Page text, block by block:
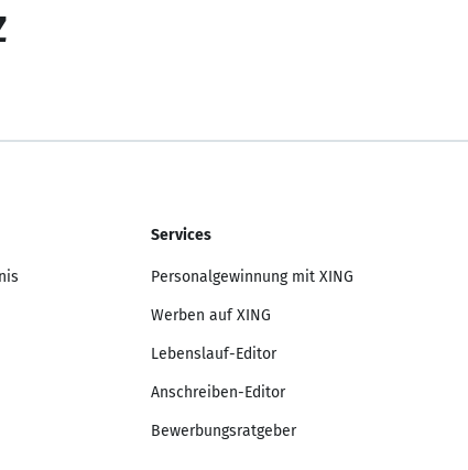
Services
Personalgewinnung mit XING
Werben auf XING
Lebenslauf-Editor
Anschreiben-Editor
Bewerbungsratgeber